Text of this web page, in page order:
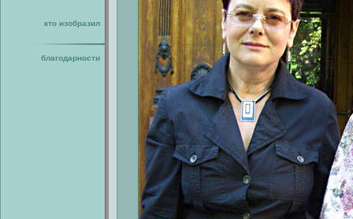
кто изобразил
благодарности